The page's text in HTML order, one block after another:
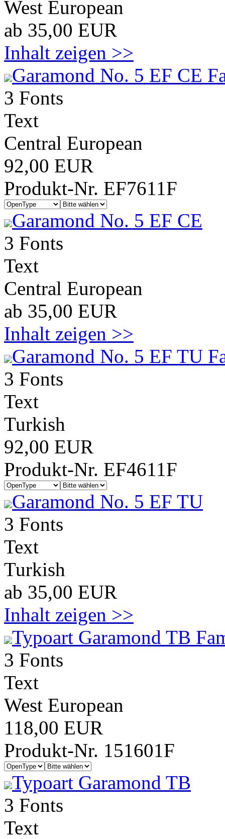
West European
ab 35,00 EUR
Inhalt zeigen >>
Garamond No. 5 EF CE
3 Fonts
Text
Central European
92,00 EUR
Produkt-Nr. EF7611F
Garamond No. 5 EF CE
3 Fonts
Text
Central European
ab 35,00 EUR
Inhalt zeigen >>
Garamond No. 5 EF TU
3 Fonts
Text
Turkish
92,00 EUR
Produkt-Nr. EF4611F
Garamond No. 5 EF TU
3 Fonts
Text
Turkish
ab 35,00 EUR
Inhalt zeigen >>
Typoart Garamond TB
3 Fonts
Text
West European
118,00 EUR
Produkt-Nr. 151601F
Typoart Garamond TB
3 Fonts
Text